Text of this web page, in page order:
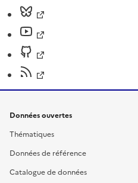
Données ouvertes
Thématiques
Données de référence
Catalogue de données